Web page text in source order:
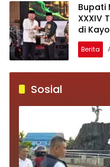
Bupati
XXXIV
di
Berita
Sosial